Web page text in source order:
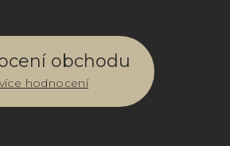
obchodu
hodnocení